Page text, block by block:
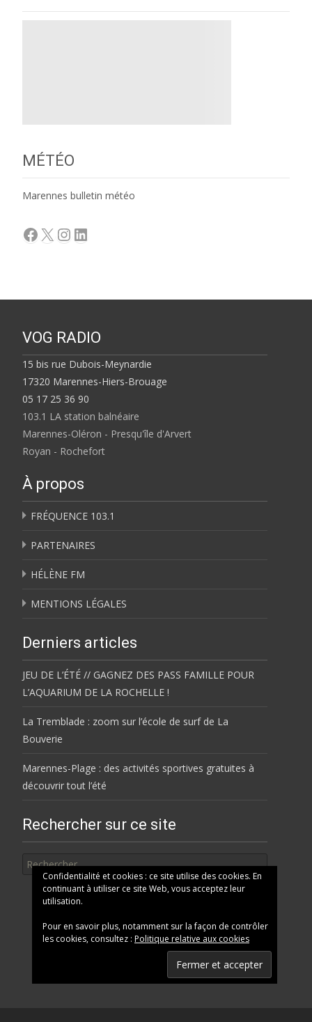
MÉTÉO
Marennes bulletin météo
Facebook
X Instagram
LinkedIn
VOG RADIO
15 bis rue Dubois-Meynardie
17320 Marennes-Hiers-Brouage
05 17 25 36 90
103.1 LA station balnéaire
Marennes-Oléron - Presqu'île d'Arvert
Royan - Rochefort
À propos
FRÉQUENCE 103.1
PARTENAIRES
HÉLÈNE FM
MENTIONS LÉGALES
Derniers articles
JEU DE L’ÉTÉ // GAGNEZ DES PASS FAMILLE POUR
L’AQUARIUM DE LA ROCHELLE !
La Tremblade : zoom sur l’école de surf de La
Bouverie
Marennes-Plage : des activités sportives gratuites à
découvrir tout l’été
Rechercher sur ce site
Confidentialité et cookies : ce site utilise des cookies. En
continuant à utiliser ce site Web, vous acceptez leur
utilisation.
Pour en savoir plus, notamment sur la façon de contrôler
les cookies, consultez : Politique relative aux cookies